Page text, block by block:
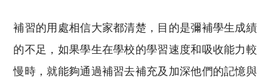
補習的用處相信大家都清楚，目的是彌補學生成績
的不足 ，如果學生在學校的學習速度和吸收能力較
慢時，就能夠通過補習去補充及加深他們的記憶與